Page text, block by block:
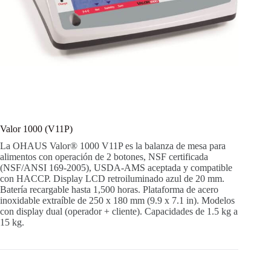
Valor 1000 (V11P)
La OHAUS Valor® 1000 V11P es la balanza de mesa para
alimentos con operación de 2 botones, NSF certificada
(NSF/ANSI 169-2005), USDA-AMS aceptada y compatible
con HACCP. Display LCD retroiluminado azul de 20 mm.
Batería recargable hasta 1,500 horas. Plataforma de acero
inoxidable extraíble de 250 x 180 mm (9.9 x 7.1 in). Modelos
con display dual (operador + cliente). Capacidades de 1.5 kg a
15 kg.